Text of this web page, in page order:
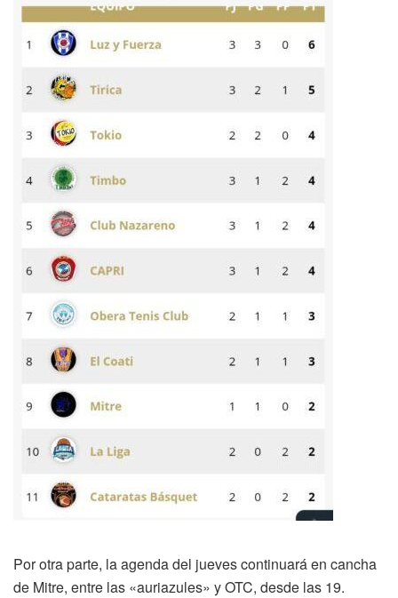
Por otra parte, la agenda del jueves continuará en cancha
de Mitre, entre las «auriazules» y OTC, desde las 19.